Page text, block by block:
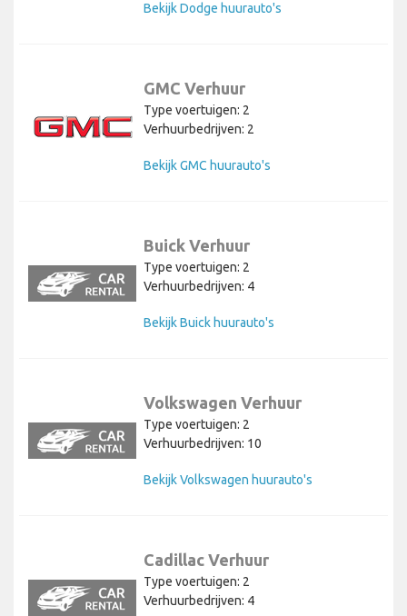
Bekijk Dodge huurauto's
GMC Verhuur
Type voertuigen: 2
Verhuurbedrijven: 2
Bekijk GMC huurauto's
Buick Verhuur
Type voertuigen: 2
Verhuurbedrijven: 4
Bekijk Buick huurauto's
Volkswagen Verhuur
Type voertuigen: 2
Verhuurbedrijven: 10
Bekijk Volkswagen huurauto's
Cadillac Verhuur
Type voertuigen: 2
Verhuurbedrijven: 4